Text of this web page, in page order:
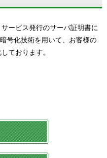
ービス発行のサーバ証明書に
号化技術を用いて、お客様の
ております。